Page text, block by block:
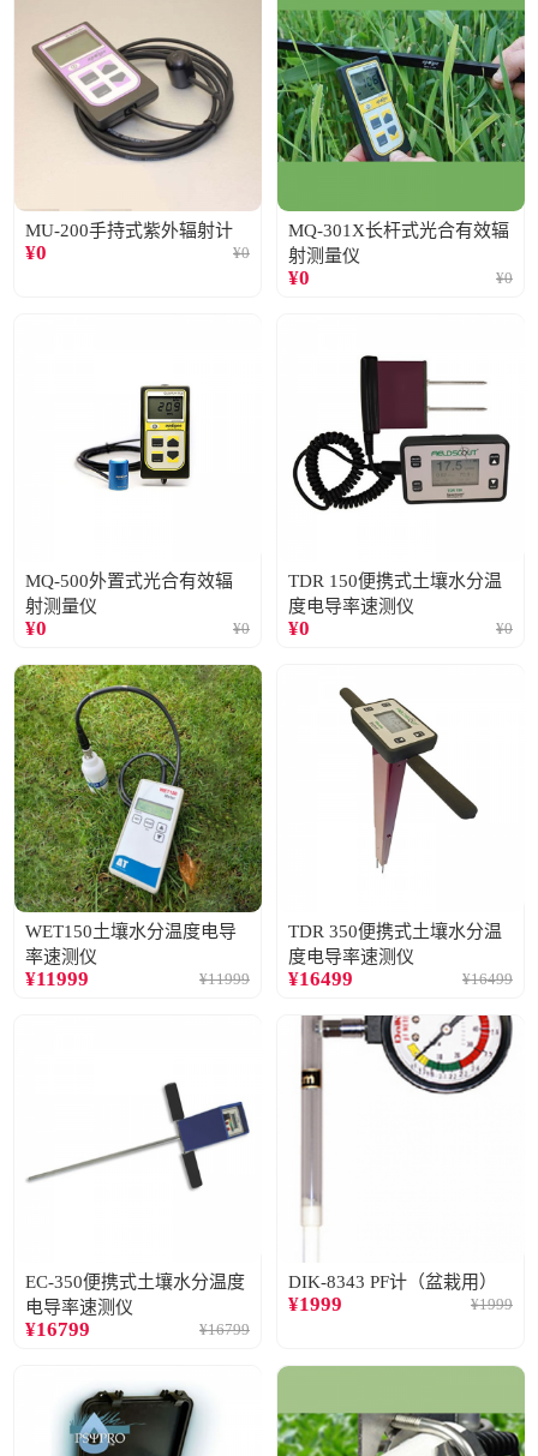
MU-200手持式紫外辐射计
¥0 ¥0
MQ-301X长杆式光合有效辐
射测量仪
¥0 ¥0
MQ-500外置式光合有效辐
射测量仪
¥0 ¥0
TDR 150便携式土壤水分温
度电导率速测仪
¥0 ¥0
WET150土壤水分温度电导
率速测仪
¥11999 ¥11999
TDR 350便携式土壤水分温
度电导率速测仪
¥16499 ¥16499
EC-350便携式土壤水分温度
电导率速测仪
¥16799 ¥16799
DIK-8343 PF计（盆栽用）
¥1999 ¥1999